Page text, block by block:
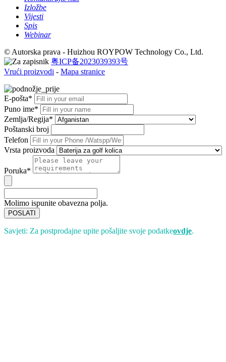
Izložbe
Vijesti
Spis
Webinar
© Autorska prava - Huizhou ROYPOW Technology Co., Ltd.
粤ICP备2023039393号
Vrući proizvodi - Mapa stranice
E-pošta*
Puno ime*
Zemlja/Regija*
Poštanski broj
Telefon
Vrsta proizvoda
Poruka*
Molimo ispunite obavezna polja.
POSLATI
Savjeti: Za postprodajne upite pošaljite svoje podatkeovdje.